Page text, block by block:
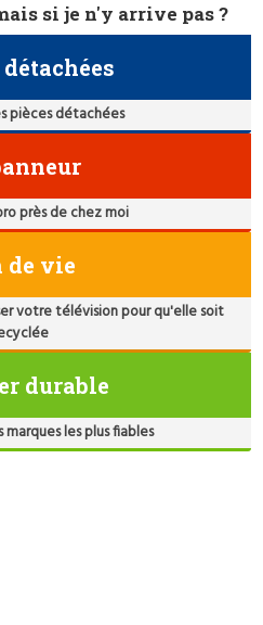
si je n'y arrive pas ?
pièces détachées
près de chez moi
de vie
votre télévision pour qu'elle soit
durable
les plus fiables